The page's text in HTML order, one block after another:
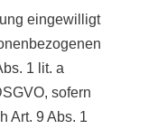
eingewilligt
1 lit. a
sofern
Art. 9 Abs. 1